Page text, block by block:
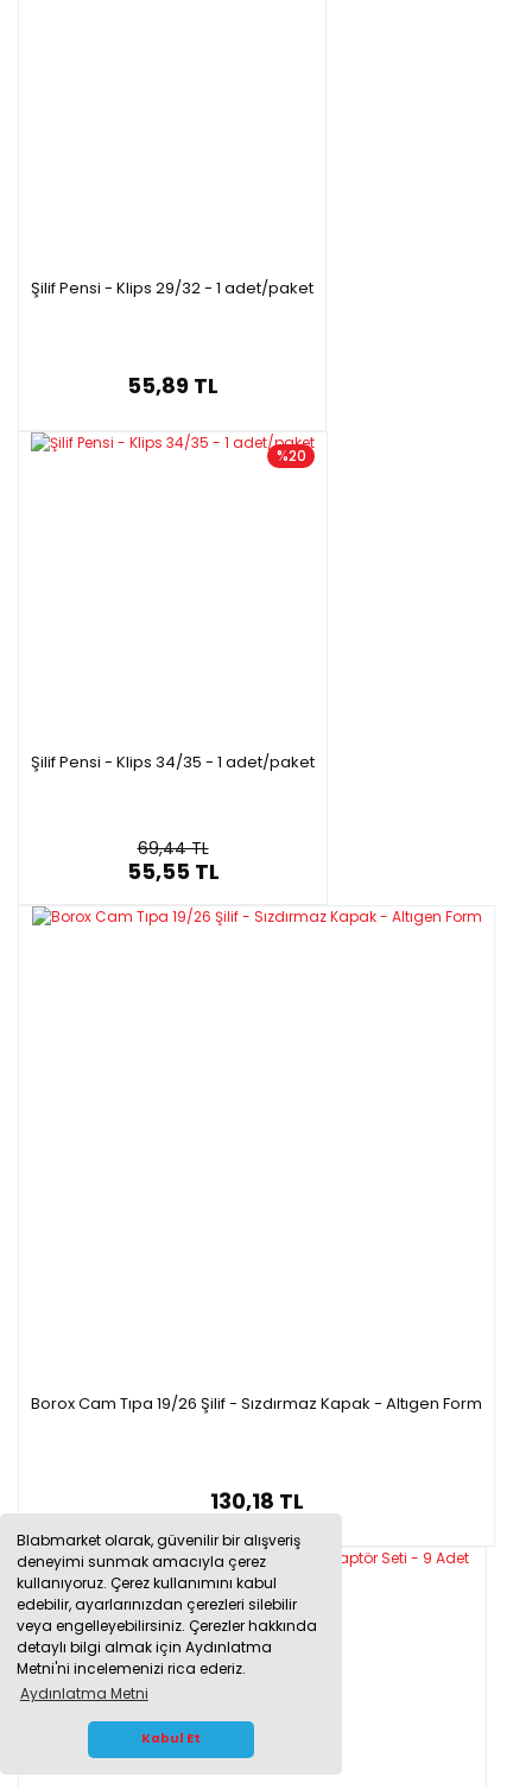
Blabmarket olarak, güvenilir bir alışveriş
deneyimi sunmak amacıyla çerez
kullanıyoruz. Çerez kullanımını kabul
edebilir, ayarlarınızdan çerezleri silebilir
veya engelleyebilirsiniz. Çerezler hakkında
detaylı bilgi almak için Aydınlatma
Metni'ni incelemenizi rica ederiz.
Aydınlatma Metni
Kabul Et
Şilif Pensi - Klips 29/32 - 1 adet/paket
55,89 TL
%20
Şilif Pensi - Klips 34/35 - 1 adet/paket
69,44 TL
55,55 TL
Borox Cam Tıpa 19/26 Şilif - Sızdırmaz Kapak - Altıgen Form
130,18 TL
WHATSAPP İLETİŞİM